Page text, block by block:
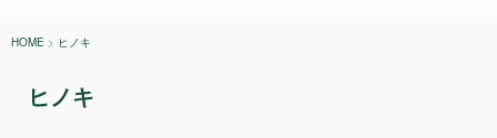
HOME > ヒノキ
ヒノキ